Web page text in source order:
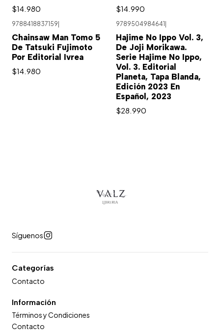
$14.980 $14.990
9788418837159
Chainsaw Man Tomo 5
De Tatsuki Fujimoto
Por Editorial Ivrea
$14.980
9789504984641
Hajime No Ippo Vol. 3,
De Joji Morikawa.
Serie Hajime No Ippo,
Vol. 3. Editorial
Planeta, Tapa Blanda,
Edición 2023 En
Español, 2023
$28.990
Síguenos
Categorías
Contacto
Información
Términos y Condiciones
Contacto